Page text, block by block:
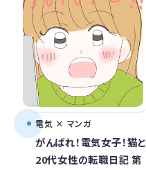
電気 × マンガ
がんばれ！電気女子！猫と
20代女性の転職日記 第